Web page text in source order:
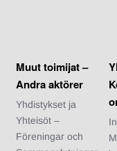
Muut toimijat –
Andra aktörer
Yhdistykset ja
Yhteisöt –
Föreningar och